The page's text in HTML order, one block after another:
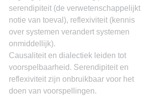
serendipiteit (de verwetenschappelijkt
notie van toeval), reflexiviteit (kennis
over systemen verandert systemen
onmiddellijk).
Causaliteit en dialectiek leiden tot
voorspelbaarheid. Serendipiteit en
reflexiviteit zijn onbruikbaar voor het
doen van voorspellingen.